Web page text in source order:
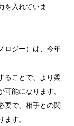
を入れていま
ロジー）は、今年
ることで、より柔
能になります。
要で、相手との関
す。